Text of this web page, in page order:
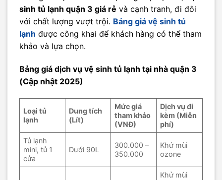
sinh tủ lạnh quận 3 giá rẻ và cạnh tranh, đi đôi
với chất lượng vượt trội. Bảng giá vệ sinh tủ
lạnh được công khai để khách hàng có thể tham
khảo và lựa chọn.
Bảng giá dịch vụ vệ sinh tủ lạnh tại nhà quận 3
(Cập nhật 2025)
Loại tủ
lạnh
Dung tích
(Lít)
Mức giá
tham khảo
(VNĐ)
Dịch vụ đi
kèm (Miễn
phí)
Tủ lạnh
mini, tủ 1
cửa
Dưới 90L
300.000 –
350.000
Khử mùi
ozone
Khử mùi